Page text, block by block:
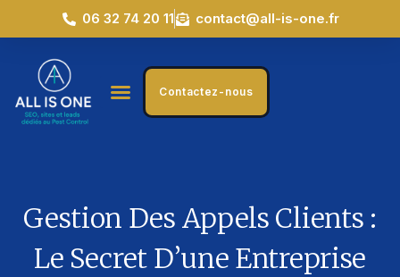
06 32 74 20 11 contact@all-is-one.fr
Contactez-nous
Gestion Des Appels Clients :
Le Secret D’une Entreprise